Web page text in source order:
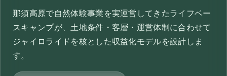
那須高原で自然体験事業を実運営してきたライフベー
スキャンプが、土地条件・客層・運営体制に合わせて
ジャイロライドを核とした収益化モデルを設計しま
す。